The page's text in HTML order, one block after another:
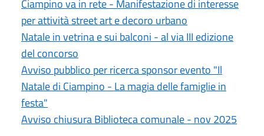
Ciampino va in rete - Manifestazione di interesse
per attività street art e decoro urbano
Natale in vetrina e sui balconi - al via III edizione
del concorso
Avviso pubblico per ricerca sponsor evento "Il
Natale di Ciampino - La magia delle famiglie in
festa"
Avviso chiusura Biblioteca comunale - nov 2025